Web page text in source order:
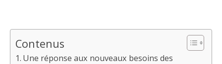
Contenus
Une réponse aux nouveaux besoins des